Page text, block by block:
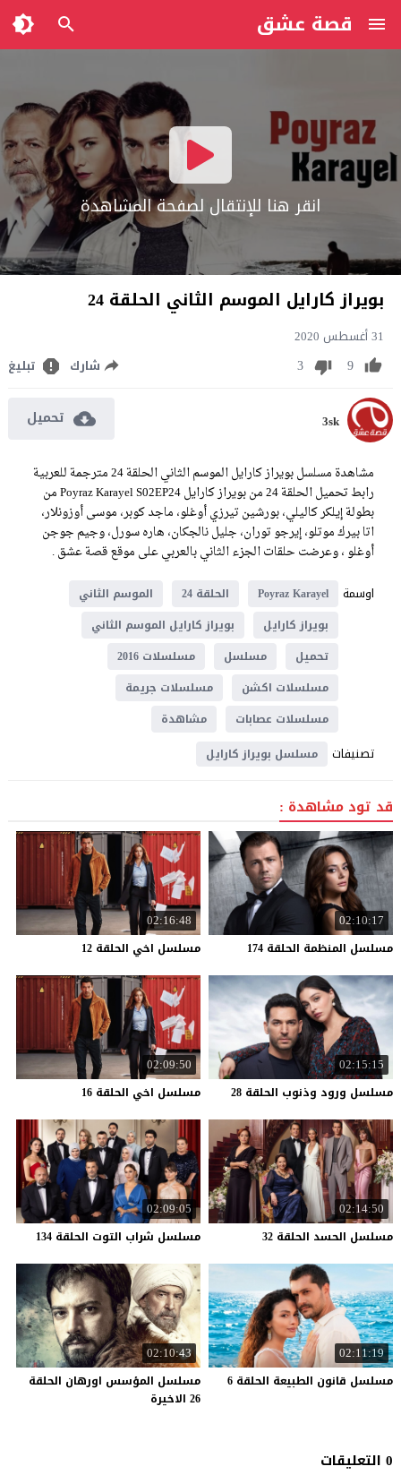
قصة عشق
انقر هنا للإنتقال لصفحة المشاهدة
بويراز كارايل الموسم الثاني الحلقة 24
31 أغسطس 2020
9
3 شارك تبليغ
3sk تحميل
مشاهدة مسلسل بويراز كارايل الموسم الثاني الحلقة 24 مترجمة للعربية
رابط تحميل الحلقة 24 من بويراز كارايل Poyraz Karayel S02EP24 من
بطولة إيلكر كاليلي، بورشين تيرزي أوغلو، ماجد كوبر، موسى أوزونلار،
اتا بيرك موتلو، إيرجو توران، جليل نالجكان، هاره سورل، وجيم جوجن
أوغلو ، وعرضت حلقات الجزء الثاني بالعربي على موقع قصة عشق .
اوسمة
Poyraz Karayel الحلقة 24
الموسم الثاني
بويراز كارايل
بويراز كارايل الموسم الثاني
تحميل
مسلسل
مسلسلات 2016
مسلسلات اكشن
مسلسلات جريمة
مسلسلات عصابات
مشاهدة
تصنيفات مسلسل بويراز كارايل
قد تود مشاهدة :
02:10:17
مسلسل المنظمة الحلقة 174
02:16:48
مسلسل اخي الحلقة 12
02:15:15
مسلسل ورود وذنوب الحلقة 28
02:09:50
مسلسل اخي الحلقة 16
02:14:50
مسلسل الحسد الحلقة 32
02:09:05
مسلسل شراب التوت الحلقة 134
02:11:19
مسلسل قانون الطبيعة الحلقة 6
02:10:43
مسلسل المؤسس اورهان الحلقة
26 الاخيرة
0 التعليقات